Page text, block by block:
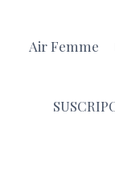
Air Femme